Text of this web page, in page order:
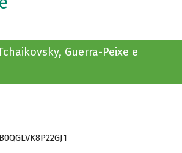
Guerra-Peixe e